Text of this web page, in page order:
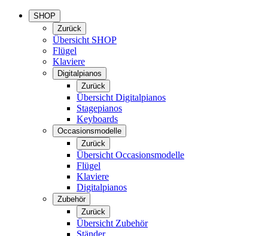
SHOP
Zurück
Übersicht SHOP
Flügel
Klaviere
Digitalpianos
Zurück
Übersicht Digitalpianos
Stagepianos
Keyboards
Occasionsmodelle
Zurück
Übersicht Occasionsmodelle
Flügel
Klaviere
Digitalpianos
Zubehör
Zurück
Übersicht Zubehör
Ständer